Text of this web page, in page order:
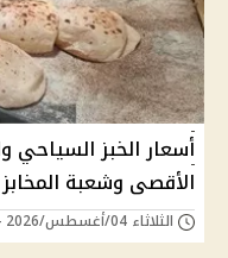
أسعار الخبز السياحي
الأقصى وشعبة
الثلاثاء 04/أغسطس/2026 - 08:56 م